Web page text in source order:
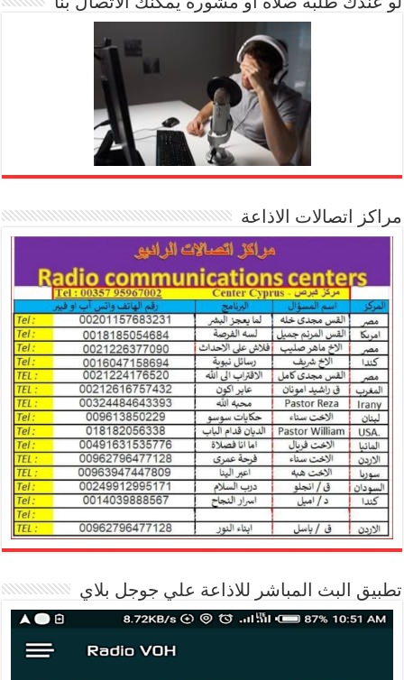
مراكز اتصالات الاذاعة
تطبيق البث المباشر للاذاعة علي جوجل بلاي